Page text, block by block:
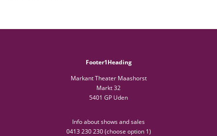
Footer1Heading
Markant Theater Maashorst
Markt 32
5401 GP Uden
Info about shows and sales
0413 230 230 (choose option 1)